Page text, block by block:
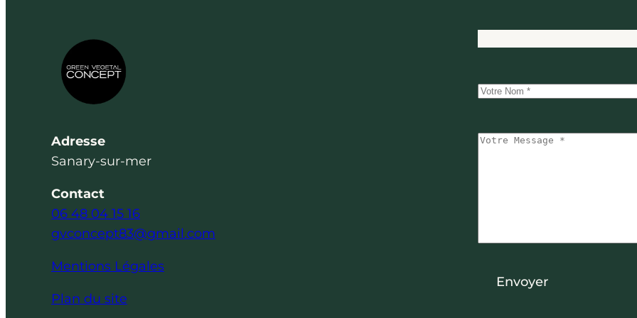
Adresse
Sanary-sur-mer
Contact
06 48 04 15 16
gvconcept83@gmail.com
Mentions Légales
Plan du site